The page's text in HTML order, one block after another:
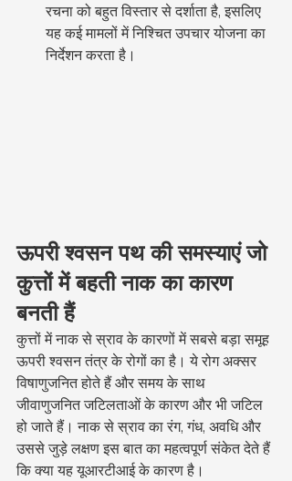
रचना को बहुत विस्तार से दर्शाता है, इसलिए
यह कई मामलों में निश्चित उपचार योजना का
निर्देशन करता है।
ऊपरी श्वसन पथ की समस्याएं जो
कुत्तों में बहती नाक का कारण
बनती हैं
कुत्तों में नाक से स्राव के कारणों में सबसे बड़ा समूह
ऊपरी श्वसन तंत्र के रोगों का है। ये रोग अक्सर
विषाणुजनित होते हैं और समय के साथ
जीवाणुजनित जटिलताओं के कारण और भी जटिल
हो जाते हैं। नाक से स्राव का रंग, गंध, अवधि और
उससे जुड़े लक्षण इस बात का महत्वपूर्ण संकेत देते हैं
कि क्या यह यूआरटीआई के कारण है।